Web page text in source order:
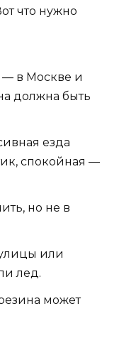
что нужно
— в Москве и
должна быть
езда
спокойная —
но не в
или
лед.
может